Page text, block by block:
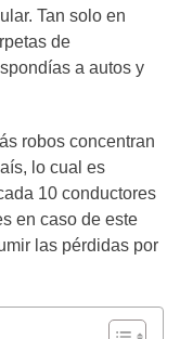
Tan solo en
de
a autos y
robos concentran
lo cual es
10 conductores
en caso de este
las pérdidas por